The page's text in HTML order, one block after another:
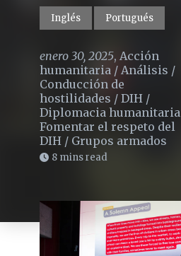
Inglés Portugués
enero 30, 2025, Acción
humanitaria / Análisis /
Conducción de
hostilidades / DIH /
Diplomacia humanitaria
Fomentar el respeto del
DIH / Grupos armados
8 mins read